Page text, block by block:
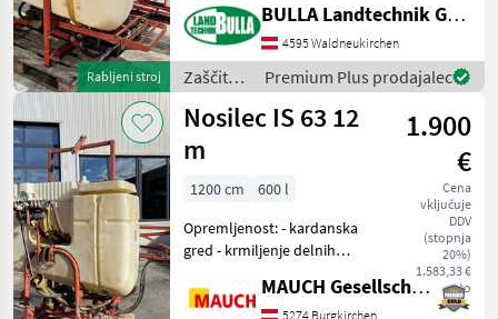
Rabljeni stroj
hydraulische
Höhenverstellung +
hydraulische
Gestängeklappung +
mechanische Fernbedienun
BULLA Landtechnik GmbH
4595 Waldneukirchen
Zaščita
rastlin /
Holder
Premium Plus prodajalec
Nosilec IS 63 12
m
1.900
€
Cena
vključuje
DDV
(stopnja
20%)
1.583,33 €
neto
1200 cm
600 l
Opremljenost: - kardanska
gred - krmiljenje delnih
nastavljanje višine -
MAUCH Gesellschaft m.b.H. & Co.KG
5274 Burgkirchen